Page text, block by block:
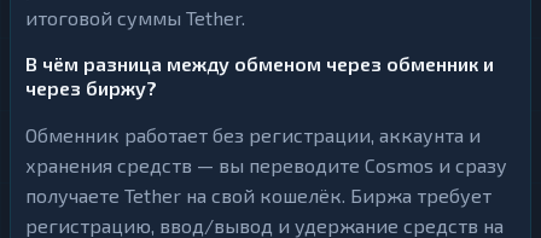
итоговой суммы Tether.
В чём разница между обменом через обменник и
через биржу?
Обменник работает без регистрации, аккаунта и
хранения средств — вы переводите Cosmos и сразу
получаете Tether на свой кошелёк. Биржа требует
регистрацию, ввод/вывод и удержание средств на